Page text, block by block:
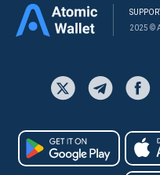
2025 ©